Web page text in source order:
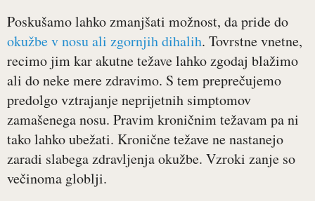
Poskušamo lahko zmanjšati možnost, da pride do
okužbe v nosu ali zgornjih dihalih. Tovrstne vnetne,
recimo jim kar akutne težave lahko zgodaj blažimo
ali do neke mere zdravimo. S tem preprečujemo
predolgo vztrajanje neprijetnih simptomov
zamašenega nosu. Pravim kroničnim težavam pa ni
tako lahko ubežati. Kronične težave ne nastanejo
zaradi slabega zdravljenja okužbe. Vzroki zanje so
večinoma globlji.